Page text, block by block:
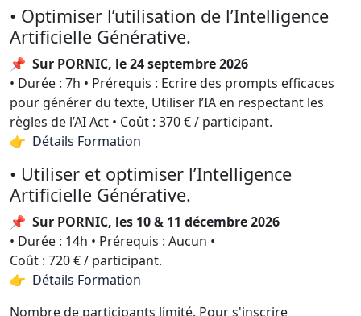
• Optimiser l’utilisation de l’Intelligence
Artificielle Générative.
📌 Sur PORNIC, le 24 septembre 2026
• Durée : 7h • Prérequis : Ecrire des prompts efficaces
pour générer du texte, Utiliser l’IA en respectant les
règles de l’AI Act • Coût : 370 € / participant.
👉 Détails Formation
• Utiliser et optimiser l’Intelligence
Artificielle Générative.
📌 Sur PORNIC, les 10 & 11 décembre 2026
• Durée : 14h • Prérequis : Aucun •
Coût : 720 € / participant.
👉 Détails Formation
Nombre de participants limité. Pour s'inscrire